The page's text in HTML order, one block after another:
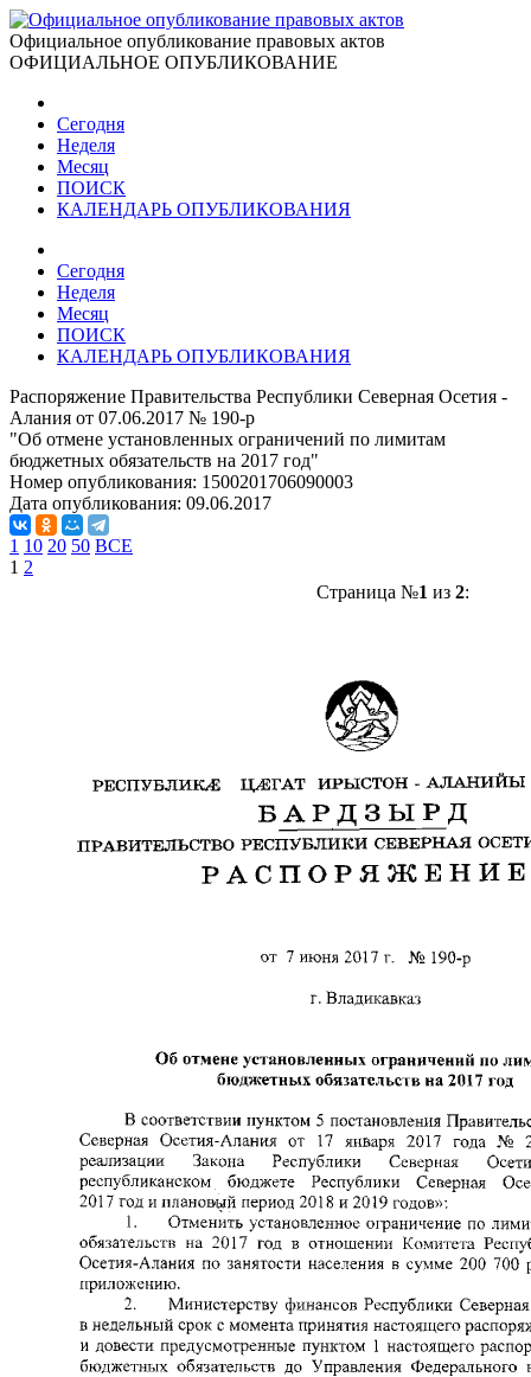
Официальное опубликование правовых актов
ОФИЦИАЛЬНОЕ ОПУБЛИКОВАНИЕ
Сегодня
Неделя
Месяц
ПОИСК
КАЛЕНДАРЬ ОПУБЛИКОВАНИЯ
Сегодня
Неделя
Месяц
ПОИСК
КАЛЕНДАРЬ ОПУБЛИКОВАНИЯ
Распоряжение Правительства Республики Северная Осетия -
Алания от 07.06.2017 № 190-р
"Об отмене установленных ограничений по лимитам
бюджетных обязательств на 2017 год"
Номер опубликования: 1500201706090003
Дата опубликования: 09.06.2017
1 10 20 50 ВСЕ
1 2
Страница №1 из 2: